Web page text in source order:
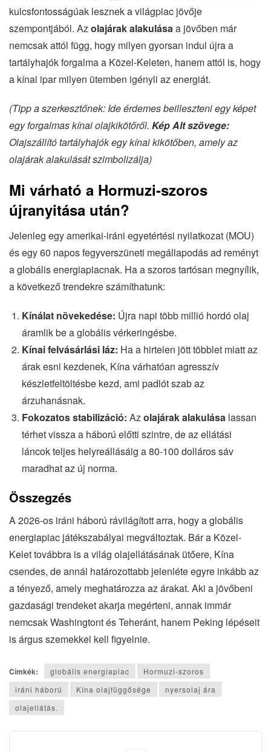
kulcsfontosságúak lesznek a világpiac jövője
szempontjából. Azolajárak alakulásaa jövőben már
nemcsak attól függ, hogy milyen gyorsan indul újra a
tartályhajók forgalma a Közel-Keleten, hanem attól is, hogy
a kínai ipar milyen ütemben igényli az energiát.
(Tipp a szerkesztőnek: Ide érdemes beilleszteni egy képet
egy forgalmas kínai olajkikötőről. Kép Alt szövege:
Olajszállító tartályhajók egy kínai kikötőben, amely az
olajárak alakulását szimbolizálja)
Mi várható a Hormuzi-szoros
újranyitása után?
Jelenleg egy amerikai-iráni egyetértési nyilatkozat (MOU)
és egy 60 napos fegyverszüneti megállapodás ad reményt
a globális energiapiacnak. Ha a szoros tartósan megnyílik,
a következő trendekre számíthatunk:
Kínálat növekedése: Újra napi több millió hordó olaj
áramlik be a globális vérkeringésbe.
Kínai felvásárlási láz: Ha a hirtelen jött többlet miatt az
árak esni kezdenek, Kína várhatóan agresszív
készletfeltöltésbe kezd, ami padlót szab az
árzuhanásnak.
Fokozatos stabilizáció: Azolajárak alakulásalassan
térhet vissza a háború előtti szintre, de az ellátási
láncok teljes helyreállásáig a 80-100 dolláros sáv
maradhat az új norma.
Összegzés
A 2026-os iráni háború rávilágított arra, hogy a globális
energiapiac játékszabályai megváltoztak. Bár a Közel-
Kelet továbbra is a világ olajellátásának ütőere, Kína
csendes, de annál határozottabb jelenléte egyre inkább az
a tényező, amely meghatározza az árakat. Aki a jövőbeni
gazdasági trendeket akarja megérteni, annak immár
nemcsak Washingtont és Teheránt, hanem Peking lépéseit
is árgus szemekkel kell figyelnie.
Címkék: globális energiapiac
Hormuzi-szoros
iráni háború
Kína olajfüggősége
nyersolaj ára
olajellátás.